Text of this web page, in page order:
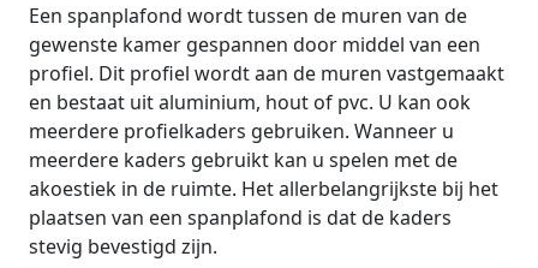
Een spanplafond wordt tussen de muren van de
gewenste kamer gespannen door middel van een
profiel. Dit profiel wordt aan de muren vastgemaakt
en bestaat uit aluminium, hout of pvc. U kan ook
meerdere profielkaders gebruiken. Wanneer u
meerdere kaders gebruikt kan u spelen met de
akoestiek in de ruimte. Het allerbelangrijkste bij het
plaatsen van een spanplafond is dat de kaders
stevig bevestigd zijn.